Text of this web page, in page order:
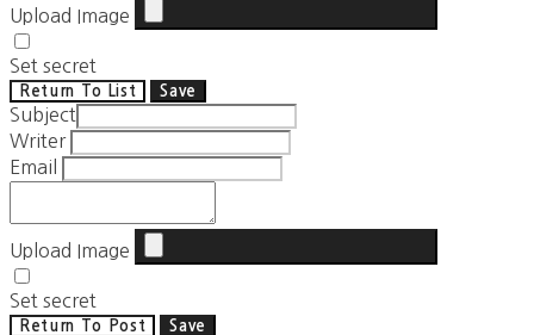
Upload Image
Set secret
Return To List Save
Subject
Writer
Email
Upload Image
Set secret
Return To Post Save